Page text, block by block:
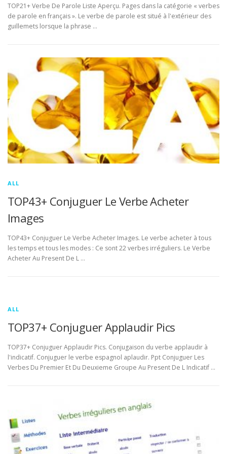
TOP21+ Verbe De Parole Liste Aperçu. Pages dans la catégorie « verbes
de parole en français ». Le verbe de parole est situé à l'extérieur des
guillemets lorsque la phrase …
ALL
TOP43+ Conjuguer Le Verbe Acheter
Images
TOP43+ Conjuguer Le Verbe Acheter Images. Le verbe acheter à tous
les temps et tous les modes : Ce sont 22 verbes irréguliers. Le Verbe
Acheter Au Present De L …
ALL
TOP37+ Conjuguer Applaudir Pics
TOP37+ Conjuguer Applaudir Pics. Conjugaison du verbe applaudir à
l'indicatif. Conjuguer le verbe espagnol aplaudir. Ppt Conjuguer Les
Verbes Du Premier Et Du Deuxieme Groupe Au Present De L Indicatif …